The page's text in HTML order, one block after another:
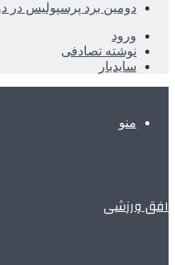
دومین برد پرسپولیس در
ورود
نوشته تصادفی
سایدبار
منو
افق ورزشی